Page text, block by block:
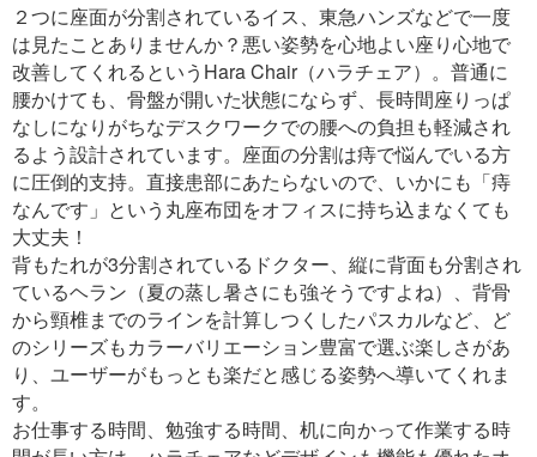
２つに座面が分割されているイス、東急ハンズなどで一度
は見たことありませんか？悪い姿勢を心地よい座り心地で
改善してくれるというHara Chair（ハラチェア）。普通に
腰かけても、骨盤が開いた状態にならず、長時間座りっぱ
なしになりがちなデスクワークでの腰への負担も軽減され
るよう設計されています。座面の分割は痔で悩んでいる方
に圧倒的支持。直接患部にあたらないので、いかにも「痔
なんです」という丸座布団をオフィスに持ち込まなくても
大丈夫！
背もたれが3分割されているドクター、縦に背面も分割され
ているヘラン（夏の蒸し暑さにも強そうですよね）、背骨
から頸椎までのラインを計算しつくしたパスカルなど、ど
のシリーズもカラーバリエーション豊富で選ぶ楽しさがあ
り、ユーザーがもっとも楽だと感じる姿勢へ導いてくれま
す。
お仕事する時間、勉強する時間、机に向かって作業する時